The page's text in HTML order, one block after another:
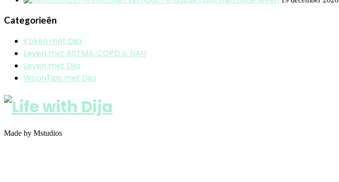
Categorieën
Koken met Dija
Leven met ASTMA, COPD & NAH
Leven met Dija
WoonTips met Dija
Made by Mstudios